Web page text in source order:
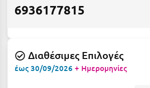
Ελληνικό Αρκαδίας
6936177815
Διαθέσιμες Επιλογές
έως 30/09/2026 + Ημερομηνίες